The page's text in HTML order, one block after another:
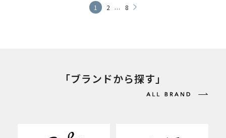
1 2 ... 8
「ブランドから探す」